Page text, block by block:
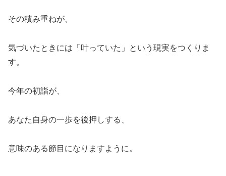
その積み重ねが、
気づいたときには「叶っていた」という現実をつくりま
す。
今年の初詣が、
あなた自身の一歩を後押しする、
意味のある節目になりますように。